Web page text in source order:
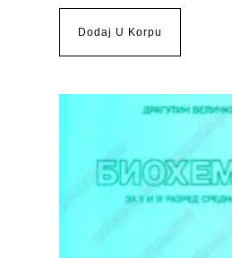
Dodaj U Korpu